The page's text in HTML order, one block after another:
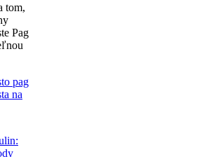
tom,
Pag
pag
na